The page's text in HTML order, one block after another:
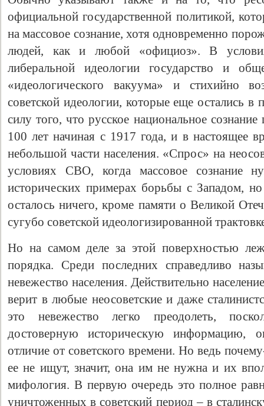
официальной государственной политикой,
на массовое сознание, хотя одновременно
людей, как и любой «официоз». В
либеральной идеологии государство и
«идеологического вакуума» и стихийно
советской идеологии, которые еще остались
силу того, что русское национальное
100 лет начиная с 1917 года, и в настоящее
небольшой части населения. «Спрос» на
условиях СВО, когда массовое сознание
исторических примерах борьбы с Западом,
осталось ничего, кроме памяти о Великой
сугубо советской идеологизированной
Но на самом деле за этой поверхностью
порядка. Среди последних справедливо
невежество населения. Действительно
верит в любые неосоветские и даже
это невежество легко преодолеть,
достоверную историческую информацию,
отличие от советского времени. Но ведь
ее не ищут, значит, она им не нужна и их
мифология. В первую очередь это полное
уничтоженных в советский период – в
Свидетельство